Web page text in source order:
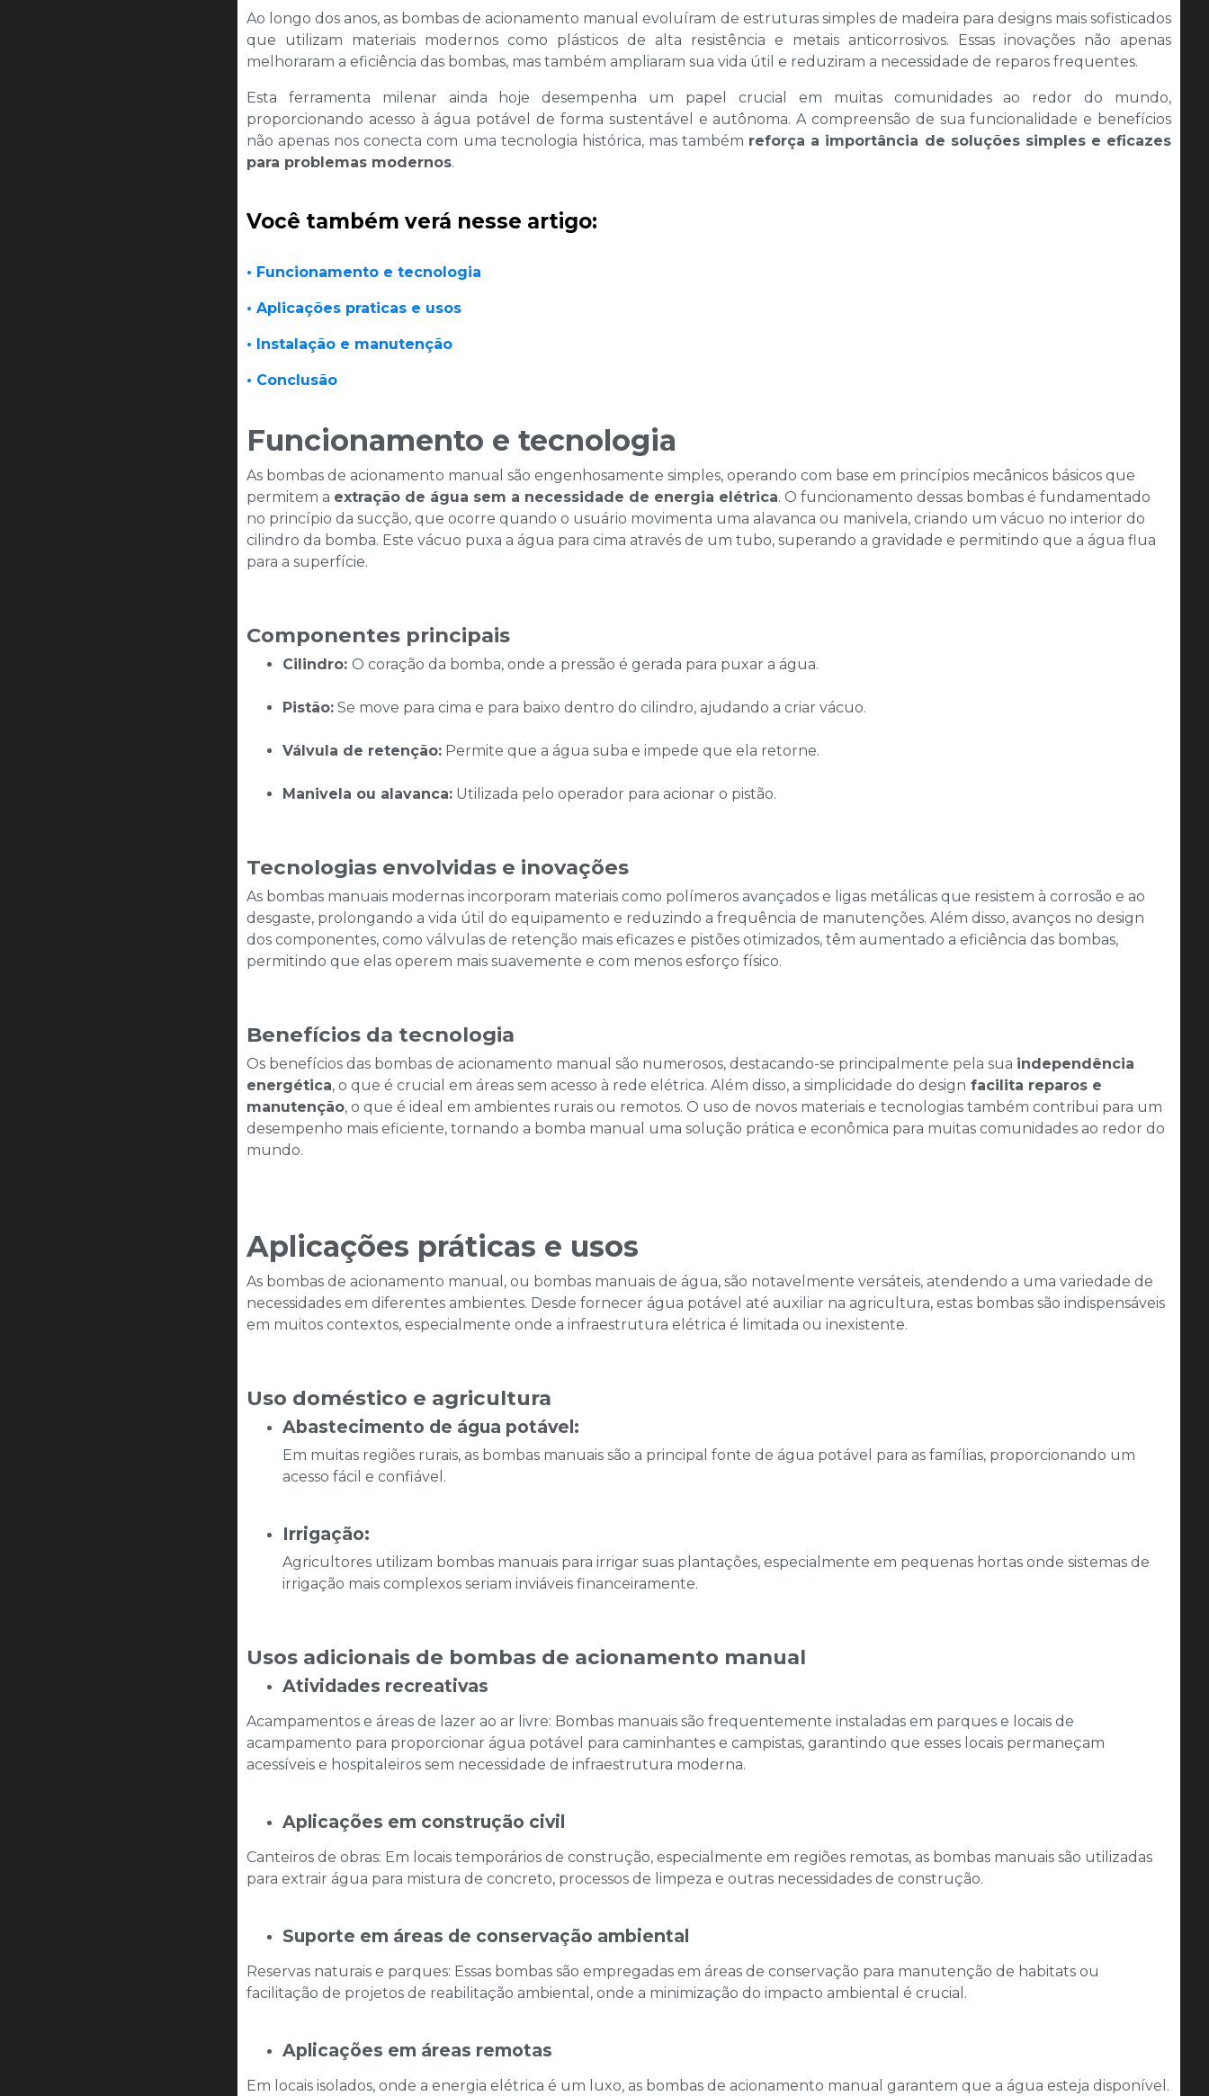
Ao longo dos anos, as bombas de acionamento manual evoluíram de estruturas simples de madeira para designs mais sofisticados
que utilizam materiais modernos como plásticos de alta resistência e metais anticorrosivos. Essas inovações não apenas
melhoraram a eficiência das bombas, mas também ampliaram sua vida útil e reduziram a necessidade de reparos frequentes.
Esta ferramenta milenar ainda hoje desempenha um papel crucial em muitas comunidades ao redor do mundo,
proporcionando acesso à água potável de forma sustentável e autônoma. A compreensão de sua funcionalidade e benefícios
não apenas nos conecta com uma tecnologia histórica, mas também reforça a importância de soluções simples e eficazes
para problemas modernos.
Você também verá nesse artigo:
• Funcionamento e tecnologia
• Aplicações praticas e usos
• Instalação e manutenção
• Conclusão
Funcionamento e tecnologia
As bombas de acionamento manual são engenhosamente simples, operando com base em princípios mecânicos básicos que
permitem a extração de água sem a necessidade de energia elétrica. O funcionamento dessas bombas é fundamentado
no princípio da sucção, que ocorre quando o usuário movimenta uma alavanca ou manivela, criando um vácuo no interior do
cilindro da bomba. Este vácuo puxa a água para cima através de um tubo, superando a gravidade e permitindo que a água flua
para a superfície.
Componentes principais
Cilindro: O coração da bomba, onde a pressão é gerada para puxar a água.
Pistão: Se move para cima e para baixo dentro do cilindro, ajudando a criar vácuo.
Válvula de retenção: Permite que a água suba e impede que ela retorne.
Manivela ou alavanca: Utilizada pelo operador para acionar o pistão.
Tecnologias envolvidas e inovações
As bombas manuais modernas incorporam materiais como polímeros avançados e ligas metálicas que resistem à corrosão e ao
desgaste, prolongando a vida útil do equipamento e reduzindo a frequência de manutenções. Além disso, avanços no design
dos componentes, como válvulas de retenção mais eficazes e pistões otimizados, têm aumentado a eficiência das bombas,
permitindo que elas operem mais suavemente e com menos esforço físico.
Benefícios da tecnologia
Os benefícios das bombas de acionamento manual são numerosos, destacando-se principalmente pela sua independência
energética, o que é crucial em áreas sem acesso à rede elétrica. Além disso, a simplicidade do design facilita reparos e
manutenção, o que é ideal em ambientes rurais ou remotos. O uso de novos materiais e tecnologias também contribui para um
desempenho mais eficiente, tornando a bomba manual uma solução prática e econômica para muitas comunidades ao redor do
mundo.
Aplicações práticas e usos
As bombas de acionamento manual, ou bombas manuais de água, são notavelmente versáteis, atendendo a uma variedade de
necessidades em diferentes ambientes. Desde fornecer água potável até auxiliar na agricultura, estas bombas são indispensáveis
em muitos contextos, especialmente onde a infraestrutura elétrica é limitada ou inexistente.
Uso doméstico e agricultura
Abastecimento de água potável:
Em muitas regiões rurais, as bombas manuais são a principal fonte de água potável para as famílias, proporcionando um
acesso fácil e confiável.
Irrigação:
Agricultores utilizam bombas manuais para irrigar suas plantações, especialmente em pequenas hortas onde sistemas de
irrigação mais complexos seriam inviáveis financeiramente.
Usos adicionais de bombas de acionamento manual
Atividades recreativas
Acampamentos e áreas de lazer ao ar livre: Bombas manuais são frequentemente instaladas em parques e locais de
acampamento para proporcionar água potável para caminhantes e campistas, garantindo que esses locais permaneçam
acessíveis e hospitaleiros sem necessidade de infraestrutura moderna.
Aplicações em construção civil
Canteiros de obras: Em locais temporários de construção, especialmente em regiões remotas, as bombas manuais são utilizadas
para extrair água para mistura de concreto, processos de limpeza e outras necessidades de construção.
Suporte em áreas de conservação ambiental
Reservas naturais e parques: Essas bombas são empregadas em áreas de conservação para manutenção de habitats ou
facilitação de projetos de reabilitação ambiental, onde a minimização do impacto ambiental é crucial.
Aplicações em áreas remotas
Em locais isolados, onde a energia elétrica é um luxo, as bombas de acionamento manual garantem que a água esteja disponível.